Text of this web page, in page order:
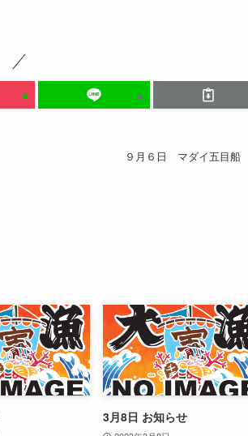
９月６日 マダイ五目船
3月8日 お知らせ